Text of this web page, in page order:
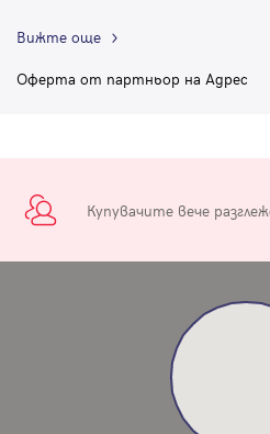
Вижте още
Оферта от партньор на Адрес
Купувачите вече